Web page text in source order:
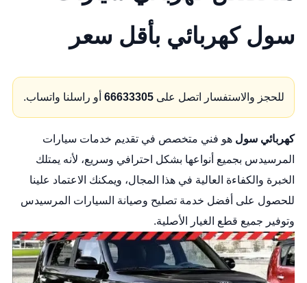
سول كهربائي بأقل سعر
للحجز والاستفسار اتصل على 66633305أو راسلنا واتساب.
كهربائي سول هو فني متخصص في تقديم خدمات سيارات
المرسيدس بجميع أنواعها بشكل احترافي وسريع، لأنه يمتلك
الخبرة والكفاءة العالية في هذا المجال، ويمكنك الاعتماد علينا
للحصول على أفضل خدمة تصليح وصيانة السيارات المرسيدس
وتوفير جميع قطع الغيار الأصلية.